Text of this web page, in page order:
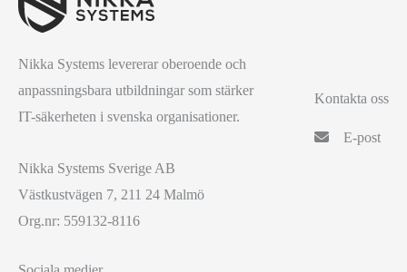
Nikka Systems levererar oberoende och
anpassningsbara utbildningar som stärker
IT-säkerheten i svenska organisationer.
Nikka Systems Sverige AB
Västkustvägen 7, 211 24 Malmö
Org.nr: 559132-8116
Kontakta oss
E-post